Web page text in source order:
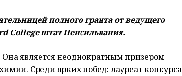
полного гранта от ведущего
College штат Пенсильвания.
является неоднократным призером
Среди ярких побед: лауреат конкурса